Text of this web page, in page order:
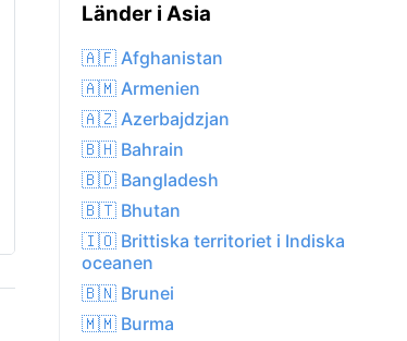
Länder i Asia
🇦🇫 Afghanistan
🇦🇲 Armenien
🇦🇿 Azerbajdzjan
🇧🇭 Bahrain
🇧🇩 Bangladesh
🇧🇹 Bhutan
🇮🇴 Brittiska territoriet i Indiska
oceanen
🇧🇳 Brunei
🇲🇲 Burma